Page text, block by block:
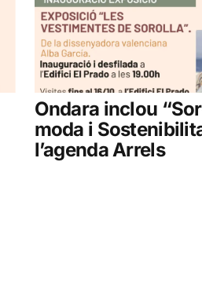
Ondara inclou
moda i
l’agenda Arrels